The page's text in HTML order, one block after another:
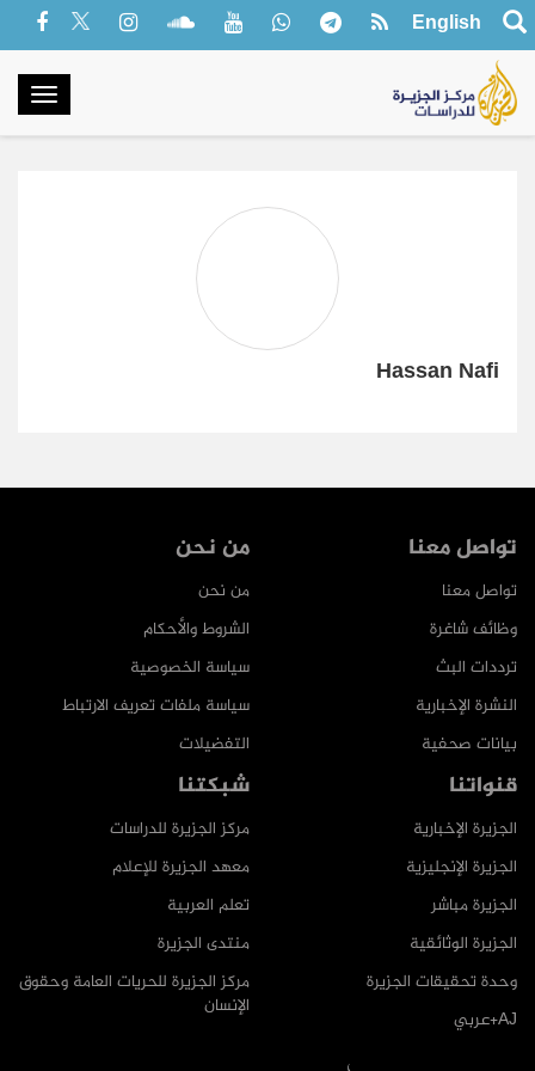
English
Hassan Nafi
من نحن
من نحن
الشروط والأحكام
سياسة الخصوصية
سياسة ملفات تعريف الارتباط
التفضيلات
تواصل معنا
تواصل معنا
وظائف شاغرة
ترددات البث
النشرة الإخبارية
بيانات صحفية
شبكتنا
مركز الجزيرة للدراسات
معهد الجزيرة للإعلام
تعلم العربية
منتدى الجزيرة
مركز الجزيرة للحريات العامة وحقوق
الإنسان
قنواتنا
الجزيرة الإخبارية
الجزيرة الإنجليزية
الجزيرة مباشر
الجزيرة الوثائقية
وحدة تحقيقات الجزيرة
AJ+عربي